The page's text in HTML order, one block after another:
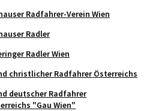
Radfahrer-Verein Wien
Radler
Radler Wien
christlicher Radfahrer Österreichs
deutscher Radfahrer
"Gau Wien"